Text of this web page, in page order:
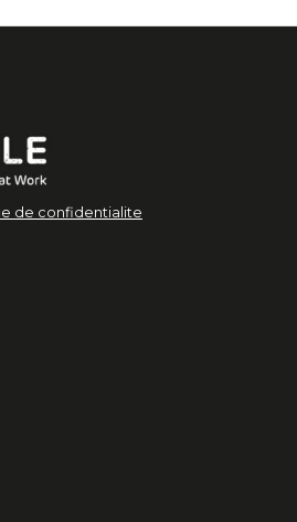
de confidentialite